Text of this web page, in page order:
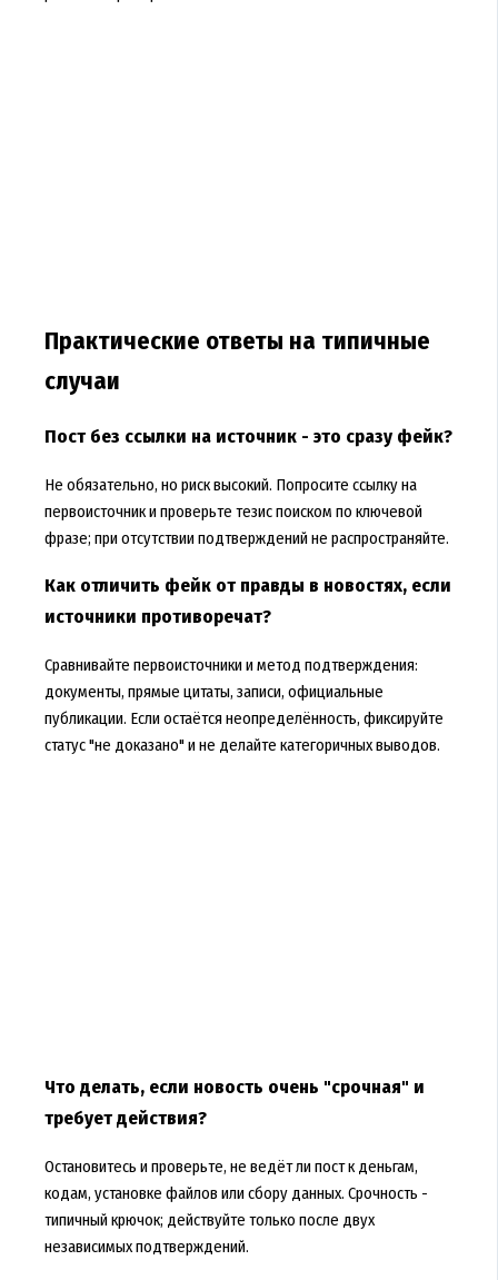
Практические ответы на типичные
случаи
Пост без ссылки на источник - это сразу фейк?
Не обязательно, но риск высокий. Попросите ссылку на
первоисточник и проверьте тезис поиском по ключевой
фразе; при отсутствии подтверждений не распространяйте.
Как отличить фейк от правды в новостях, если
источники противоречат?
Сравнивайте первоисточники и метод подтверждения:
документы, прямые цитаты, записи, официальные
публикации. Если остаётся неопределённость, фиксируйте
статус "не доказано" и не делайте категоричных выводов.
Что делать, если новость очень "срочная" и
требует действия?
Остановитесь и проверьте, не ведёт ли пост к деньгам,
кодам, установке файлов или сбору данных. Срочность -
типичный крючок; действуйте только после двух
независимых подтверждений.